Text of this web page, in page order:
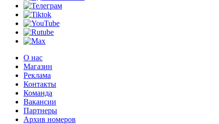
О нас
Магазин
Реклама
Контакты
Команда
Вакансии
Партнеры
Архив номеров